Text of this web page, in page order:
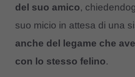
del suo amico,
suo micio in attesa di una
anche del legame che
con lo stesso felino.